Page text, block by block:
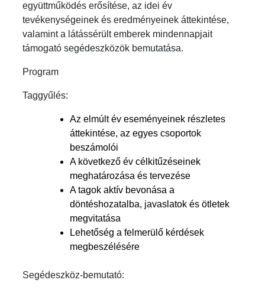
együttműködés erősítése, az idei év
tevékenységeinek és eredményeinek áttekintése,
valamint a látássérült emberek mindennapjait
támogató segédeszközök bemutatása.
Program
Taggyűlés:
Az elmúlt év eseményeinek részletes
áttekintése, az egyes csoportok
beszámolói
A következő év célkitűzéseinek
meghatározása és tervezése
A tagok aktív bevonása a
döntéshozatalba, javaslatok és ötletek
megvitatása
Lehetőség a felmerülő kérdések
megbeszélésére
Segédeszköz-bemutató: